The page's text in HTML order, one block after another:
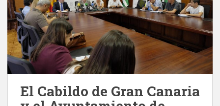
El Cabildo de Gran Canaria